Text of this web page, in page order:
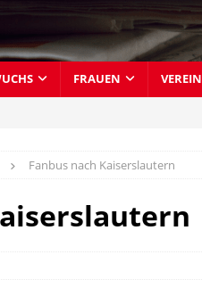
FRAUEN VEREIN
Fanbus nach Kaiserslautern